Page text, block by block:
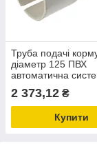
Труба подачі
діаметр 125 ПВХ
автоматична
свиней
2 373,12 ₴
Купити